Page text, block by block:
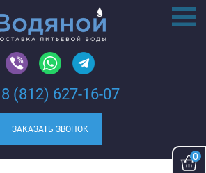
0
8 (812) 627-16-07
ЗАКАЗАТЬ ЗВОНОК